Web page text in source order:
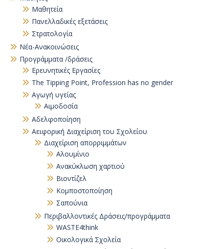
Μαθητεία
Πανελλαδικές εξετάσεις
Στρατολογία
Νέα-Ανακοινώσεις
Προγράμματα /δράσεις
Eρευνητικές Εργασίες
The Tipping Point, Profession has no gender
Αγωγή υγείας
Αιμοδοσία
Αδελφοποίηση
Αειφορική Διαχείριση του Σχολείου
Διαχείριση απορριμμάτων
Αλουμίνιο
Ανακύκλωση χαρτιού
Βιοντίζελ
Κομποστοποίηση
Σαπούνια
Περιβαλλοντικές Δράσεις/προγράμματα
WASTE4think
Οικολογικά Σχολεία